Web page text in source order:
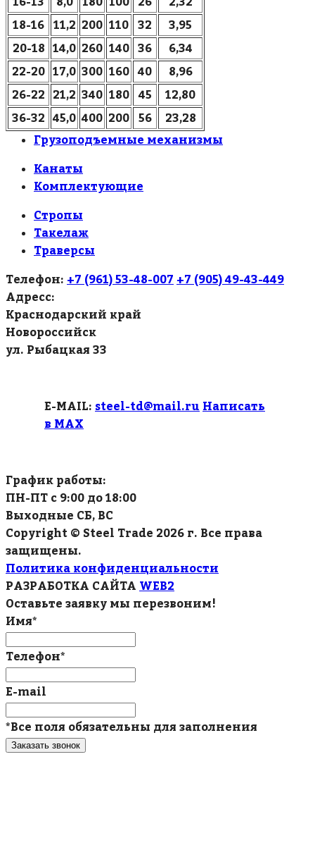
18-16
11,2 200 110 32
3,95
20-18 14,0 260 140 36
6,34
22-20 17,0 300 160 40
8,96
26-22
21,2 340 180 45
12,80
36-32 45,0 400 200 56 23,28
Грузоподъемные механизмы
Канаты
Комплектующие
Стропы
Такелаж
Траверсы
Телефон: +7 (961) 53-48-007 +7 (905) 49-43-449
Адресс:
Краснодарский край
Новороссийск
ул. Рыбацкая 33
E-MAIL: steel-td@mail.ru Написать
в МАХ
График работы:
ПН-ПТ с 9:00 до 18:00
Выходные СБ, ВС
Copyright © Steel Trade 2026 г. Все права
защищены.
Политика конфиденциальности
РАЗРАБОТКА САЙТА WEB2
Оставьте заявку мы перезвоним!
Имя*
Телефон*
E-mail
*Все поля обязательны для заполнения
Заказать звонок